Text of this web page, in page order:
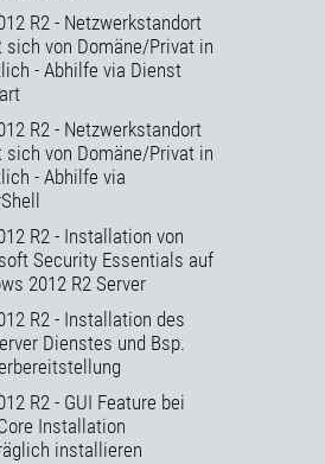
R2 - Netzwerkstandort
sich von Domäne/Privat in
- Abhilfe via Dienst
R2 - Netzwerkstandort
sich von Domäne/Privat in
- Abhilfe via
R2 - Installation von
Security Essentials auf
2012 R2 Server
R2 - Installation des
Dienstes und Bsp.
R2 - GUI Feature bei
Installation
installieren